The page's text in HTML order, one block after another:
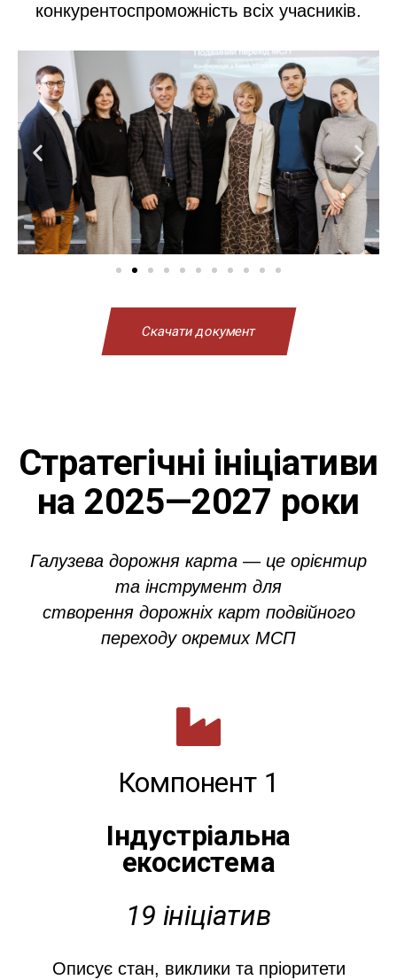
конкурентоспроможність всіх учасників.
Скачати документ
Стратегічні ініціативи
на 2025—2027 роки
Галузева дорожня карта — це орієнтир
та інструмент для
створення дорожніх карт подвійного
переходу окремих МСП
Компонент 1
Індустріальна
екосистема
19 ініціатив
Описує стан, виклики та пріоритети